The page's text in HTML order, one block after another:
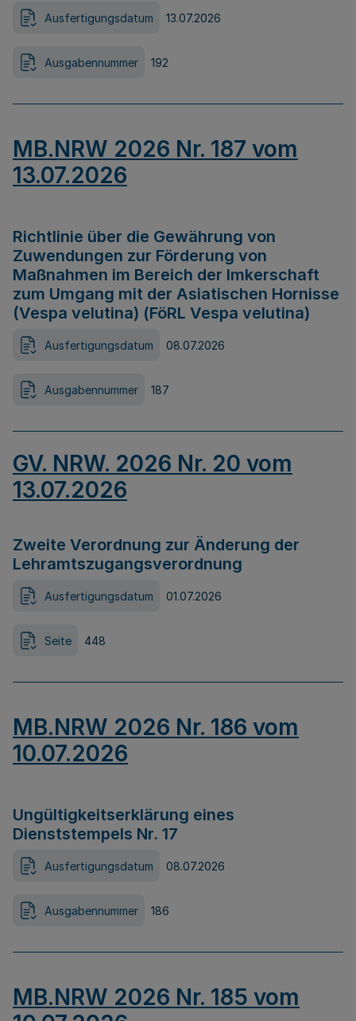
Ausfertigungsdatum 13.07.2026
Ausgabennummer 192
MB.NRW 2026 Nr. 187 vom
13.07.2026
Richtlinie über die Gewährung von
Zuwendungen zur Förderung von
Maßnahmen im Bereich der Imkerschaft
zum Umgang mit der Asiatischen Hornisse
(Vespa velutina) (FöRL Vespa velutina)
Ausfertigungsdatum 08.07.2026
Ausgabennummer 187
GV. NRW. 2026 Nr. 20 vom
13.07.2026
Zweite Verordnung zur Änderung der
Lehramtszugangsverordnung
Ausfertigungsdatum 01.07.2026
Seite 448
MB.NRW 2026 Nr. 186 vom
10.07.2026
Ungültigkeitserklärung eines
Dienststempels Nr. 17
Ausfertigungsdatum 08.07.2026
Ausgabennummer 186
MB.NRW 2026 Nr. 185 vom